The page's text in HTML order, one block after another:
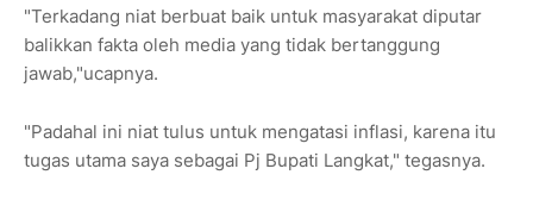
"Terkadang niat berbuat baik untuk masyarakat diputar
balikkan fakta oleh media yang tidak bertanggung
jawab,"ucapnya.
"Padahal ini niat tulus untuk mengatasi inflasi, karena itu
tugas utama saya sebagai Pj Bupati Langkat," tegasnya.